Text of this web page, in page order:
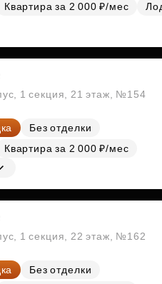
Квартира за 2 000 ₽/мес
1 секция, 21 этаж, №154
Без отделки
Квартира за 2 000 ₽/мес
1 секция, 22 этаж, №162
Без отделки